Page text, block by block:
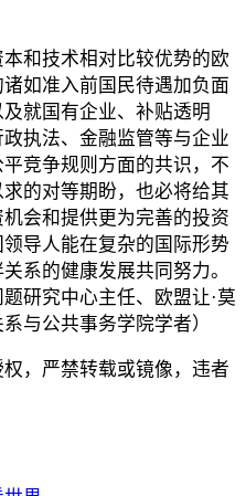
和技术相对比较优势的欧
如准入前国民待遇加负面
就国有企业、补贴透明
执法、金融监管等与企业
竞争规则方面的共识，不
的对等期盼，也必将给其
会和提供更为完善的投资
导人能在复杂的国际形势
系的健康发展共同努力。
研究中心主任、欧盟让·莫
与公共事务学院学者）
，严禁转载或镜像，违者